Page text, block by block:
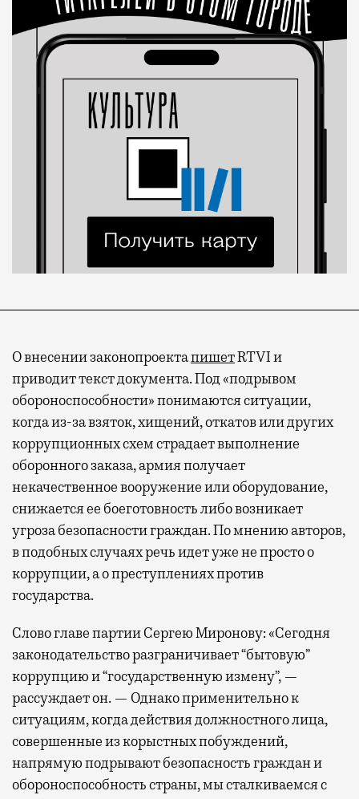
О внесении законопроектапишетRTVI и
приводит текст документа. Под «подрывом
обороноспособности» понимаются ситуации,
когда из-за взяток, хищений, откатов или других
коррупционных схем страдает выполнение
оборонного заказа, армия получает
некачественное вооружение или оборудование,
снижается ее боеготовность либо возникает
угроза безопасности граждан. По мнению авторов,
в подобных случаях речь идет уже не просто о
коррупции, а о преступлениях против
государства.
Слово главе партии Сергею Миронову: «Сегодня
законодательство разграничивает “бытовую”
коррупцию и “государственную измену”, —
рассуждает он. — Однако применительно к
ситуациям, когда действия должностного лица,
совершенные из корыстных побуждений,
напрямую подрывают безопасность граждан и
обороноспособность страны, мы сталкиваемся с